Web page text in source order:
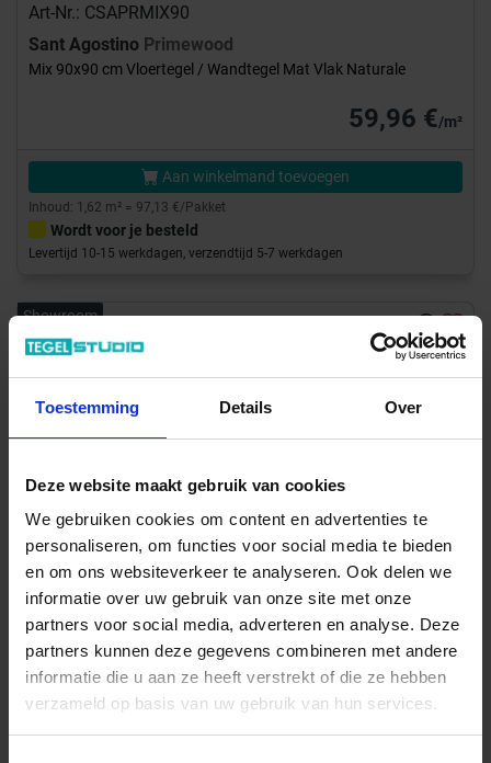
Toestemming Details Over
Deze website maakt gebruik van cookies
We gebruiken cookies om content en advertenties te
personaliseren, om functies voor social media te bieden
en om ons websiteverkeer te analyseren. Ook delen we
informatie over uw gebruik van onze site met onze
partners voor social media, adverteren en analyse. Deze
partners kunnen deze gegevens combineren met andere
informatie die u aan ze heeft verstrekt of die ze hebben
verzameld op basis van uw gebruik van hun services.
Art-Nr.: CSAPRMIX90
Sant Agostino Primewood
Mix 90x90 cm Vloertegel / Wandtegel Mat Vlak Naturale
59,96 €/m²
Aan winkelmand toevoegen
Inhoud: 1,62 m² = 97,13 €/Pakket
Wordt voor je besteld
Levertijd 10-15 werkdagen, verzendtijd 5-7 werkdagen
Showroom
Art-Nr.: CSAPRWBR18
Sant AgostinoPrimewood